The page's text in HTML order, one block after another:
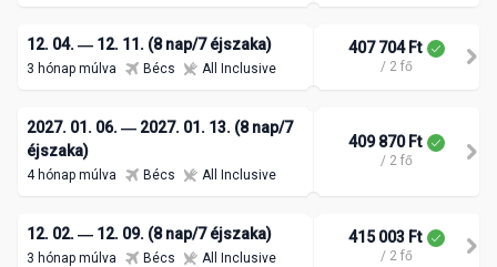
12. 04. ― 12. 11. (8 nap/7 éjszaka)
3 hónap múlva Bécs All Inclusive
407 704 Ft
/ 2 fő
2027. 01. 06. ― 2027. 01. 13. (8 nap/7
éjszaka)
4 hónap múlva Bécs All Inclusive
409 870 Ft
/ 2 fő
12. 02. ― 12. 09. (8 nap/7 éjszaka)
3 hónap múlva Bécs All Inclusive
415 003 Ft
/ 2 fő